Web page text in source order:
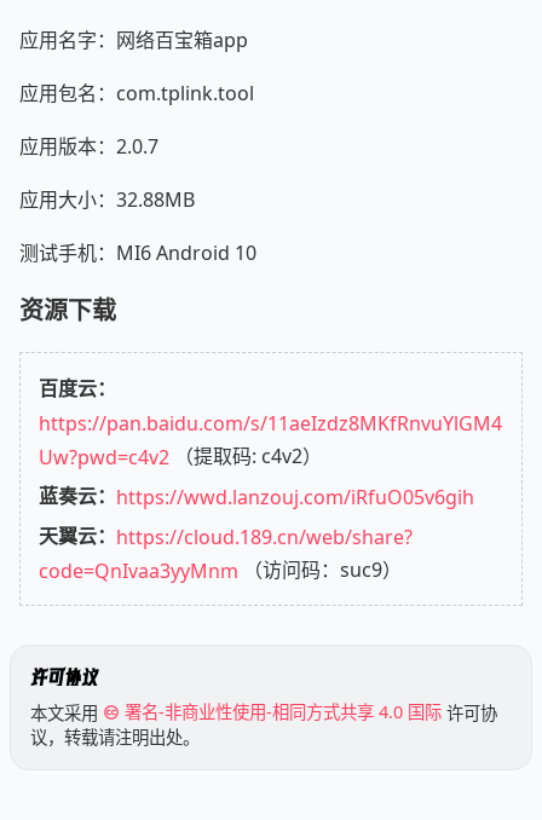
应用名字：网络百宝箱app
应用包名：com.tplink.tool
应用版本：2.0.7
应用大小：32.88MB
测试手机：MI6 Android 10
资源下载
百度云：
https://pan.baidu.com/s/11aeIzdz8MKfRnvuYlGM4
Uw?pwd=c4v2 （提取码: c4v2）
蓝奏云： https://wwd.lanzouj.com/iRfuO05v6gih
天翼云： https://cloud.189.cn/web/share?
code=QnIvaa3yyMnm （访问码：suc9）
许可协议
本文采用 署名-非商业性使用-相同方式共享 4.0 国际 许可协
议，转载请注明出处。